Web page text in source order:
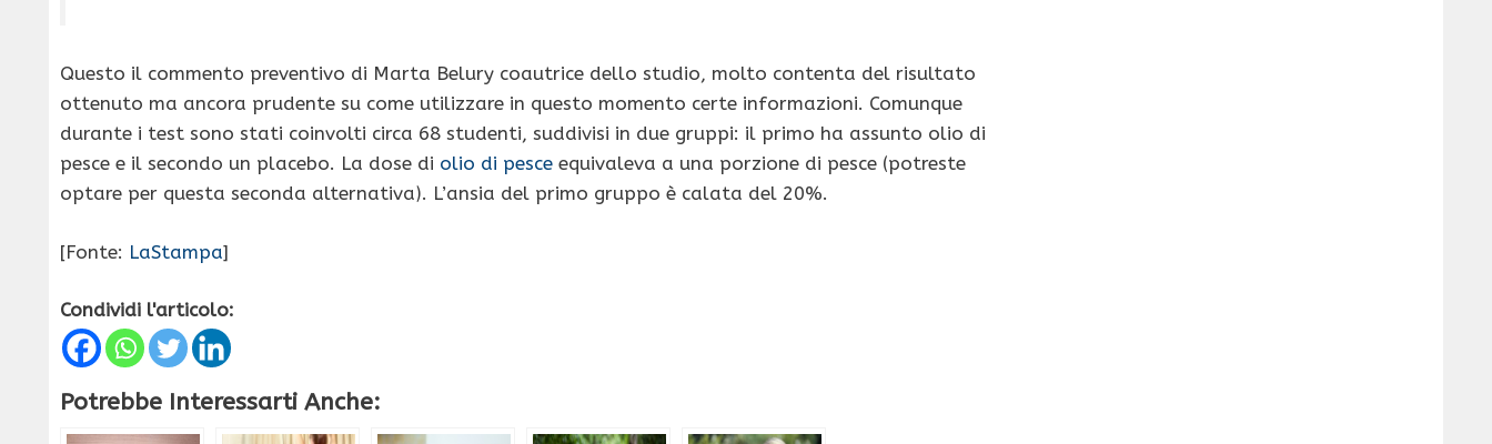
Questo il commento preventivo di Marta Belury coautrice dello studio, molto contenta del risultato
ottenuto ma ancora prudente su come utilizzare in questo momento certe informazioni. Comunque
durante i test sono stati coinvolti circa 68 studenti, suddivisi in due gruppi: il primo ha assunto olio di
pesce e il secondo un placebo. La dose di olio di pesce equivaleva a una porzione di pesce (potreste
optare per questa seconda alternativa). L’ansia del primo gruppo è calata del 20%.
[Fonte: LaStampa]
Condividi l'articolo:
Potrebbe Interessarti Anche: